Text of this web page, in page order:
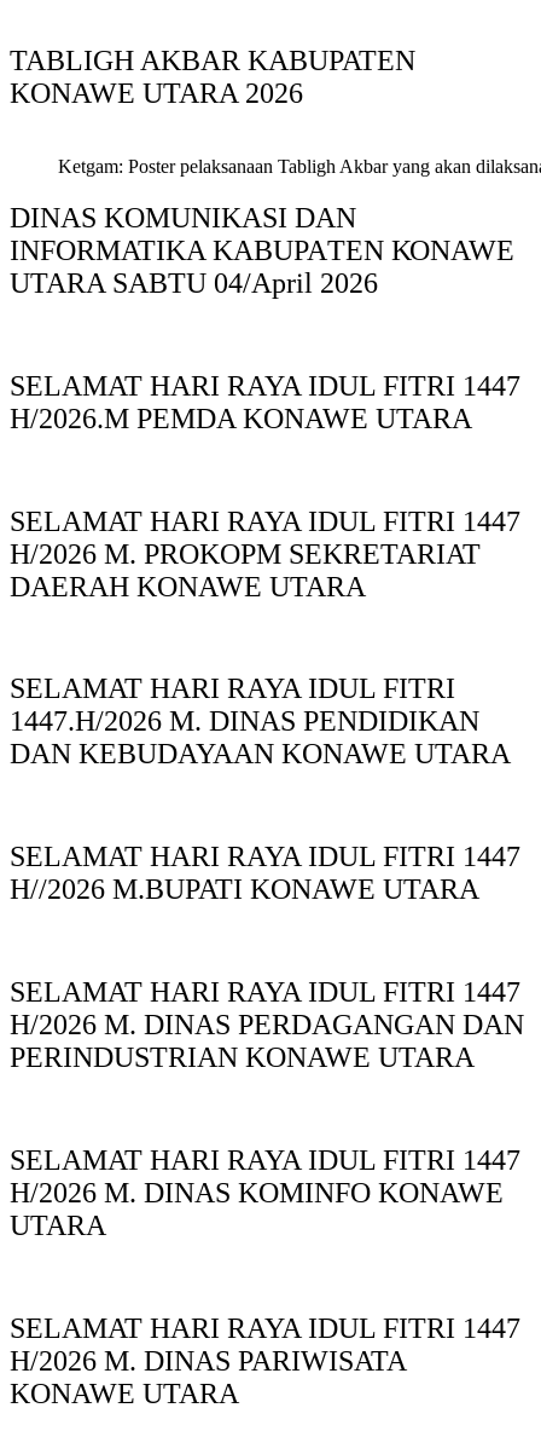
TABLIGH AKBAR KABUPATEN
KONAWE UTARA 2026
Ketgam: Poster pelaksanaan Tabligh Akbar yang akan
DINAS KOMUNIKASI DAN
INFORMATIKA KABUPAΤΕΝ ΚΟNAWE
UTARA SABTU 04/April 2026
SELAMAT HARI RAYA IDUL FITRI 1447
H/2026.M PEMDA KONAWE UTARA
SELAMAT HARI RAYA IDUL FITRI 1447
H/2026 M. PROKOPM SEKRETARIAT
DAERAH KONAWE UTARA
SELAMAT HARI RAYA IDUL FITRI
1447.H/2026 M. DINAS PENDIDIKAN
DAN KEBUDAYAAN KONAWE UTARA
SELAMAT HARI RAYA IDUL FITRI 1447
H//2026 M.BUPATI KONAWE UTARA
SELAMAT HARI RAYA IDUL FITRI 1447
H/2026 M. DINAS PERDAGANGAN DAN
PERINDUSTRIAN KONAWE UTARA
SELAMAT HARI RAYA IDUL FITRI 1447
H/2026 M. DINAS KOMINFO KONAWE
UTARA
SELAMAT HARI RAYA IDUL FITRI 1447
H/2026 M. DINAS PARIWISATA
KONAWE UTARA